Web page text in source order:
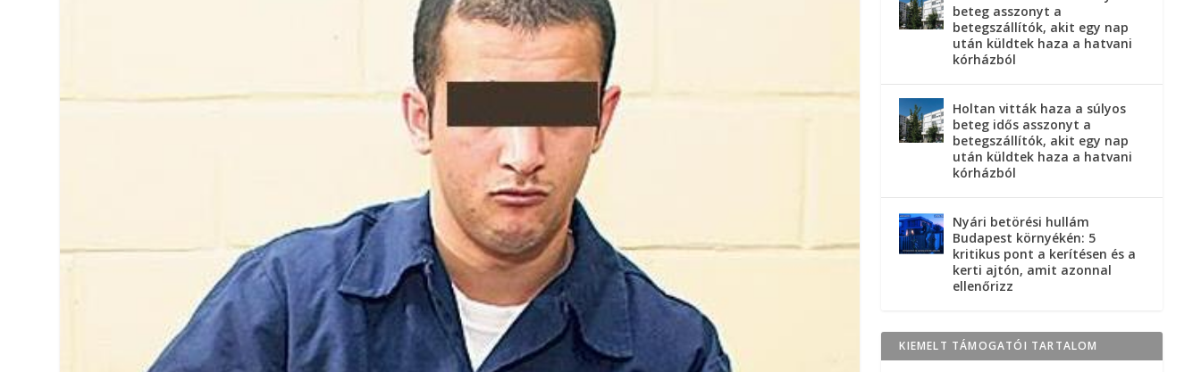
beteg asszonyt a
betegszállítók, akit egy nap
után küldtek haza a hatvani
kórházból
Holtan vitták haza a súlyos
beteg idős asszonyt a
betegszállítók, akit egy nap
után küldtek haza a hatvani
kórházból
Nyári betörési hullám
Budapest környékén: 5
kritikus pont a kerítésen és a
kerti ajtón, amit azonnal
ellenőrizz
KIEMELT TÁMOGATÓI TARTALOM